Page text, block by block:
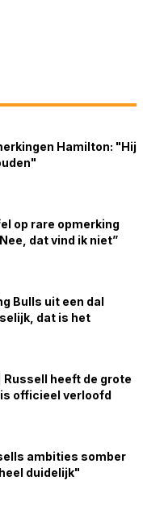
Hamilton: "Hij
op rare opmerking
dat vind ik niet”
Bulls uit een dal
dat is het
Russell heeft de grote
officieel verloofd
ambities somber
duidelijk"